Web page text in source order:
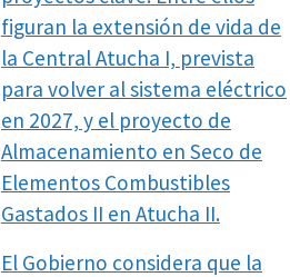
figuran la extensión de vida de
la Central Atucha I, prevista
para volver al sistema eléctrico
en 2027, y el proyecto de
Almacenamiento en Seco de
Elementos Combustibles
Gastados II en Atucha II.
El Gobierno considera que la